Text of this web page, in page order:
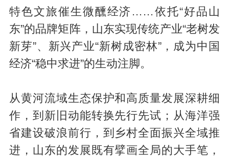
特色文旅催生微醺经济……依托“好品山
东”的品牌矩阵，山东实现传统产业“老树发
新芽”、新兴产业“新树成密林”，成为中国
经济“稳中求进”的生动注脚。
从黄河流域生态保护和高质量发展深耕细
作，到新旧动能转换先行先试；从海洋强
省建设破浪前行，到乡村全面振兴全域推
进，山东的发展既有擘画全局的大手笔，